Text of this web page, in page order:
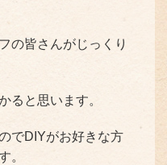
の皆さんがじっくり
ると思います。
でDIYがお好きな方
。